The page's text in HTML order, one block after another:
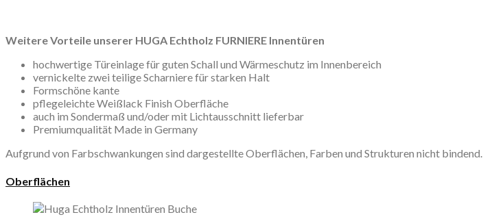
Weitere Vorteile unserer HUGA Echtholz FURNIERE Innentüren
hochwertige Türeinlage für guten Schall und Wärmeschutz im Innenbereich
vernickelte zwei teilige Scharniere für starken Halt
Formschöne kante
pflegeleichte Weißlack Finish Oberfläche
auch im Sondermaß und/oder mit Lichtausschnitt lieferbar
Premiumqualität Made in Germany
Aufgrund von Farbschwankungen sind dargestellte Oberflächen, Farben und Strukturen nicht bindend.
Oberflächen